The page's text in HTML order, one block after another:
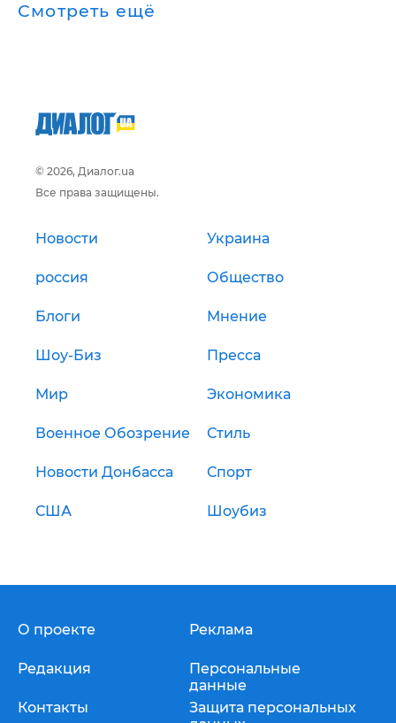
Смотреть ещё
© 2026, Диалог.ua
Все права защищены.
Новости Украина
россия Общество
Блоги Мнение
Шоу-Биз Пресса
Мир Экономика
Военное Обозрение Стиль
Новости Донбасса Спорт
США Шоубиз
О проекте
Редакция
Контакты
Реклама
Персональные
данные
Защита персональных